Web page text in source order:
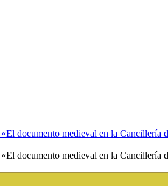
documento medieval en la Cancillería
documento medieval en la Cancillería